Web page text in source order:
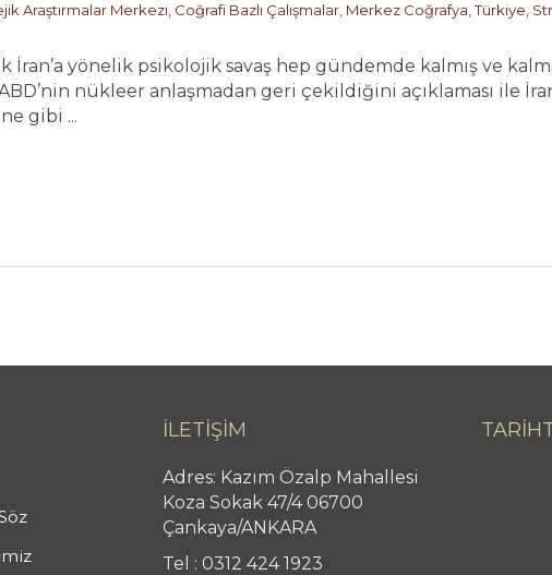
Araştırmalar Merkezi Coğrafi Bazlı Çalışmalar Merkez Coğrafya ,Türkiye
yönelik psikolojik savaş hep gündemde kalmış ve
ABD’nin nükleer anlaşmadan geri çekildiğini açıklaması ile
gibi ...
İLETİŞİM
Adres: Kazım Özalp Mahallesi
Koza Sokak 47/4 06700
Çankaya/ANKARA
Tel : 0312 424 1923